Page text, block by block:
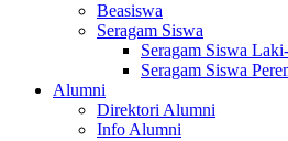
Beasiswa
Seragam Siswa
Seragam Siswa
Seragam Siswa
Alumni
Direktori Alumni
Info Alumni